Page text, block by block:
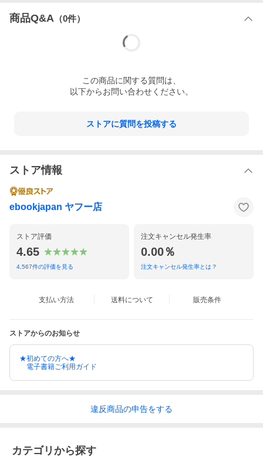
商品Q&A （0件）
この商品に関する質問は、
以下からお問い合わせください。
ストアに質問を投稿する
ストア情報
ebookjapan ヤフー店
ストア評価
4.65
4,567件の評価を見る
注文キャンセル発生率
0.00％
注文キャンセル発生率とは？
支払い方法 送料について 販売条件
ストアからのお知らせ
★初めての方へ★
電子書籍ご利用ガイド
違反商品の申告をする
カテゴリから探す